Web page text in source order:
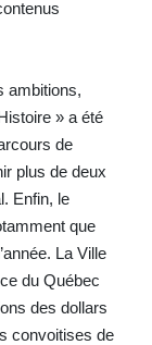
ambitions,
» a été
de
plus de deux
Enfin, le
que
La Ville
du Québec
des dollars
convoitises de